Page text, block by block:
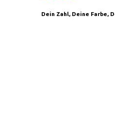
Dein Zahl, Deine Farbe,